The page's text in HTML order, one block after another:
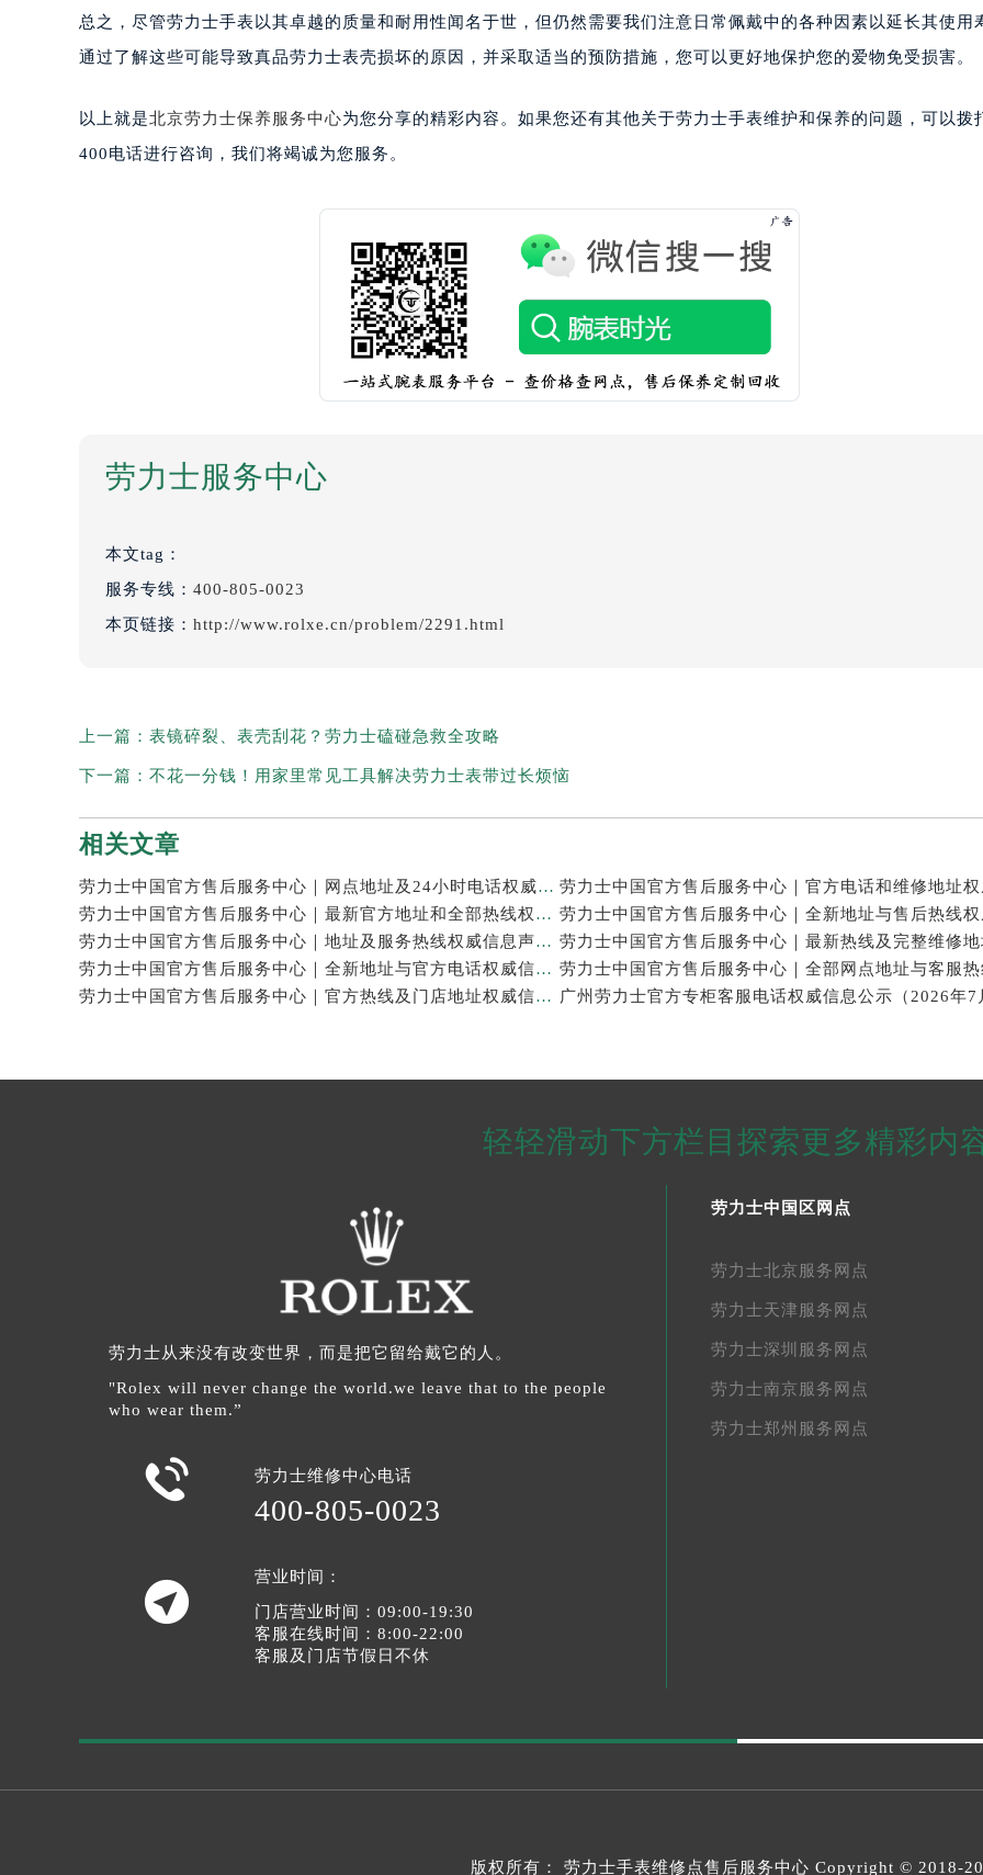
总之，尽管劳力士手表以其卓越的质量和耐用性闻名于世，但仍然需要我们注意日常佩戴中的各种因素以延长其使用
通过了解这些可能导致真品劳力士表壳损坏的原因，并采取适当的预防措施，您可以更好地保护您的爱物免受损害。
以上就是北京劳力士保养服务中心为您分享的精彩内容。如果您还有其他关于劳力士手表维护和保养的问题，可以拨
400电话进行咨询，我们将竭诚为您服务。
劳力士服务中心
本文tag：
服务专线： 400-805-0023
本页链接： http://www.rolxe.cn/problem/2291.html
上一篇： 表镜碎裂、表壳刮花？劳力士磕碰急救全攻略
下一篇： 不花一分钱！用家里常见工具解决劳力士表带过长烦恼
相关文章
劳力士中国官方售后服务中心｜网点地址及24小时电话权威信息通知（2026年7月最新）
劳力士中国官方售后服务中心｜最新官方地址和全部热线权威信息通知（2026年7月最新）
劳力士中国官方售后服务中心｜地址及服务热线权威信息声明（2026年7月最新）
劳力士中国官方售后服务中心｜全新地址与官方电话权威信息通告（2026年7月最新）
劳力士中国官方售后服务中心｜官方热线及门店地址权威信息通知（2026年7月最新）
轻轻滑动下方栏目探索更多精彩内
劳力士从来没有改变世界，而是把它留给戴它的人。
"Rolex will never change the world.we leave that to the people
who wear them.”
 劳力士维修中心电话
400-805-0023

营业时间：
门店营业时间：09:00-19:30
客服在线时间：8:00-22:00
客服及门店节假日不休
劳力士中国区网点
劳力士北京服务网点
劳力士天津服务网点
劳力士深圳服务网点
劳力士南京服务网点
劳力士郑州服务网点
版权所有： 劳力士手表维修点售后服务中心 Copyright © 2018-